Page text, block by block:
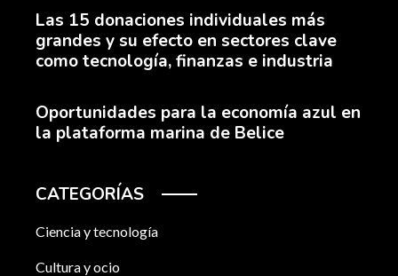
Las 15 donaciones individuales más
grandes y su efecto en sectores clave
como tecnología, finanzas e industria
Oportunidades para la economía azul en
la plataforma marina de Belice
CATEGORÍAS
Ciencia y tecnología
Cultura y ocio